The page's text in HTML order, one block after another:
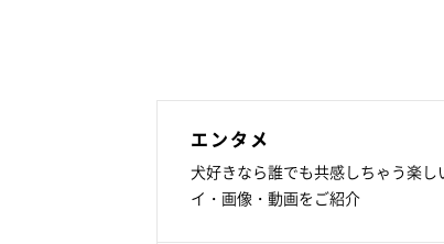
エンタメ
犬好きなら誰でも共感しちゃう楽し
イ・画像・動画をご紹介